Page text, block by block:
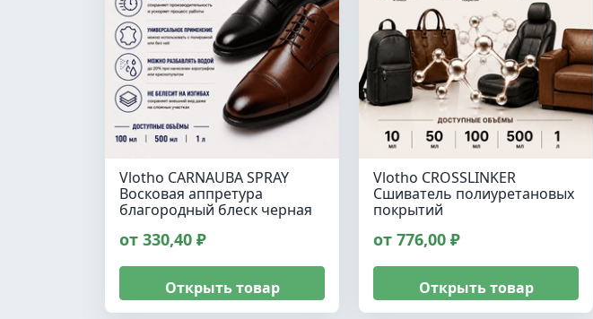
Vlotho CARNAUBA SPRAY
Восковая аппретура
благородный блеск черная
от 330,40 ₽
Открыть товар
Vlotho CROSSLINKER
Сшиватель полиуретановых
покрытий
от 776,00 ₽
Открыть товар